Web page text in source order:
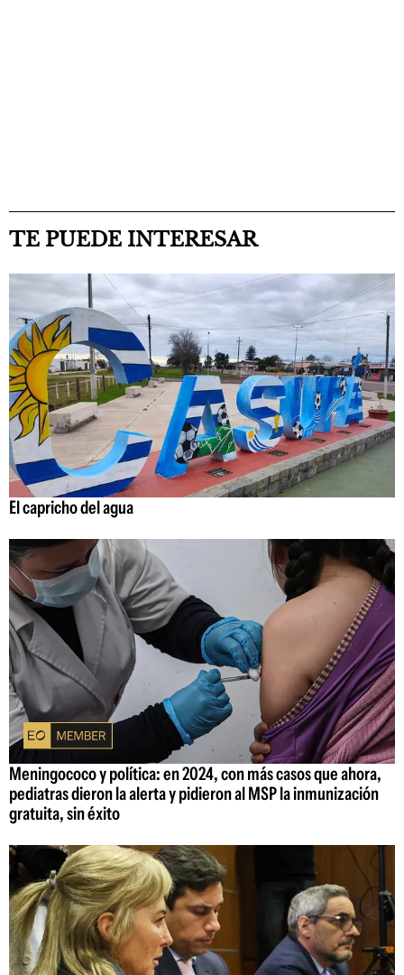
TE PUEDE INTERESAR
El capricho del agua
Meningococo y política: en 2024, con más casos que ahora,
pediatras dieron la alerta y pidieron al MSP la inmunización
gratuita, sin éxito